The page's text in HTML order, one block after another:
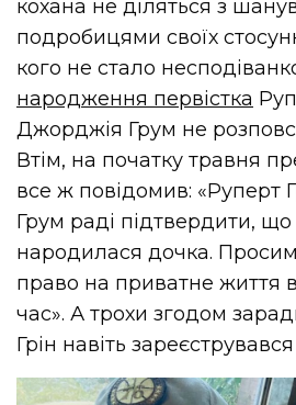
кохана не діляться з
подробицями своїх
кого не стало
народження первістка
Джорджія Грум не
Втім, на початку травня
все ж повідомив: «Руперт
Грум раді підтвердити, що
народилася дочка.
право на приватне життя
час». А трохи згодом
Грін навіть